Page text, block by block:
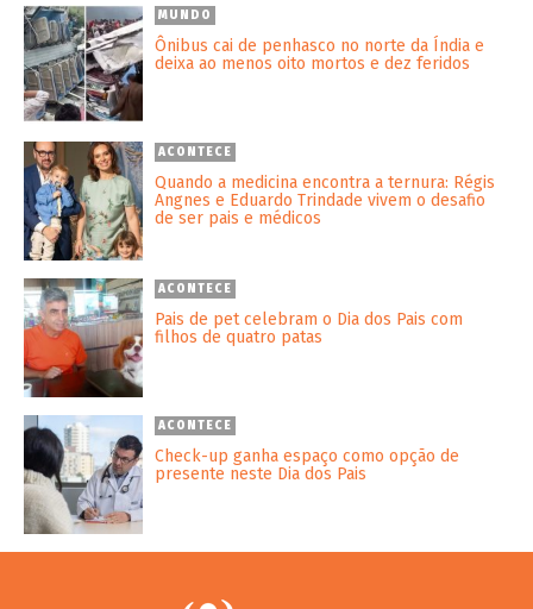
MUNDO
Ônibus cai de penhasco no norte da Índia e
deixa ao menos oito mortos e dez feridos
ACONTECE
Quando a medicina encontra a ternura: Régis
Angnes e Eduardo Trindade vivem o desafio
de ser pais e médicos
ACONTECE
Pais de pet celebram o Dia dos Pais com
filhos de quatro patas
ACONTECE
Check-up ganha espaço como opção de
presente neste Dia dos Pais